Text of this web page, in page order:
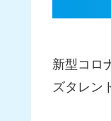
新型コロ
ズタレン